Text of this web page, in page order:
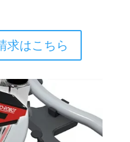
求はこちら